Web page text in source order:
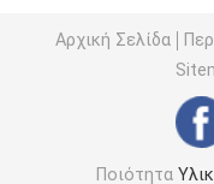
Αρχική Σελίδα
Ποιότητα